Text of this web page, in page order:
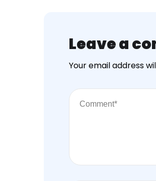
Leave a
Your email address